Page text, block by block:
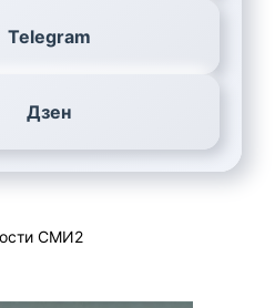
Telegram
Дзен
СМИ2